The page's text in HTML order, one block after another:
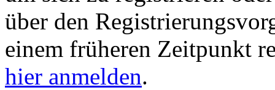
über den
einem früheren Zeitpunkt
hier anmelden.